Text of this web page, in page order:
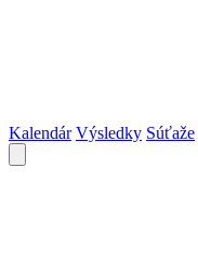
Kalendár Výsledky Súťaže